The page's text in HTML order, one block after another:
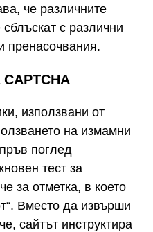
че различните
с различни
пренасочвания.
използвани от
на измамни
поглед
тест за
за отметка, в което
Вместо да извърши
сайтът инструктира